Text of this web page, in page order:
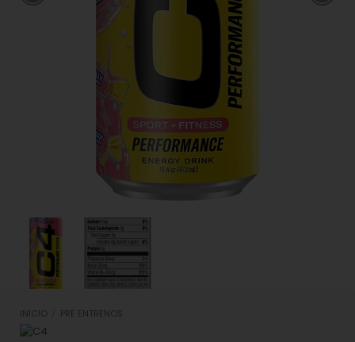
INICIO PRE ENTRENOS